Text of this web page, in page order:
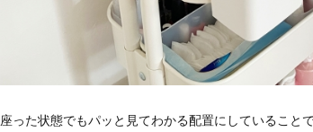
座った状態でもパッと見てわかる配置にしていること